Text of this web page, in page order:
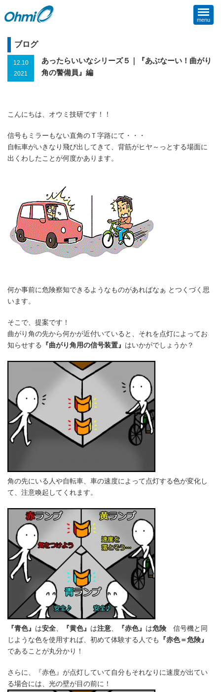
menu
ブログ
12.10
2021
あったらいいなシリーズ５｜『あぶなーい！曲がり
角の警備員』編
こんにちは、オウミ技研です！！
信号もミラーもない直角のＴ字路にて・・・
自転車がいきなり飛び出してきて、背筋がヒヤ～っとする場面に
出くわしたことが何度かあります。
何か事前に危険察知できるようなものがあればなぁ とつくづく思
います。
そこで、提案です！
曲がり角の先から何かが近付いていると、それを点灯によってお
知らせする
『曲がり角用の信号装置』 はいかがでしょうか？
角の先にいる人や自転車、車の速度によって点灯する色が変化し
て、注意喚起してくれます。
『青色』 は安全 『黄色』 は注意 『赤色』 は危険 信号機と同
じような色を使用すれば、初めて体験する人でも
『赤色＝危険』
であることが丸分かり！
さらに、『赤色』が点灯していて自分もそれなりに速度が出てい
る場合には、光の壁が目の前に！